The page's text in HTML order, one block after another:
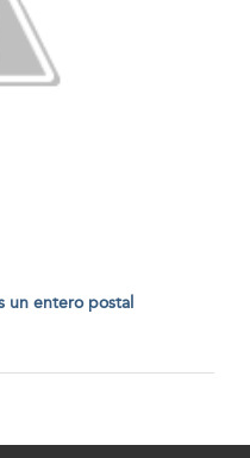
un entero postal